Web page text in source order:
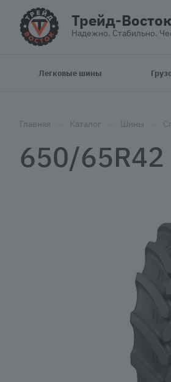
Трейд-Восток
Надежно. Стабильно.
Легковые шины
Главная Каталог Шины
650/65R42